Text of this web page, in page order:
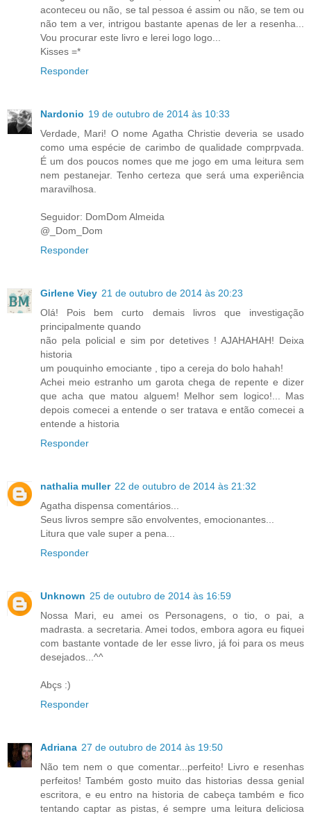
aconteceu ou não, se tal pessoa é assim ou não, se tem ou
não tem a ver, intrigou bastante apenas de ler a resenha...
Vou procurar este livro e lerei logo logo...
Kisses =*
Responder
Nardonio 19 de outubro de 2014 às 10:33
Verdade, Mari! O nome Agatha Christie deveria se usado
como uma espécie de carimbo de qualidade comprpvada.
É um dos poucos nomes que me jogo em uma leitura sem
nem pestanejar. Tenho certeza que será uma experiência
maravilhosa.
Seguidor: DomDom Almeida
@_Dom_Dom
Responder
Girlene Viey 21 de outubro de 2014 às 20:23
Olá! Pois bem curto demais livros que investigação
principalmente quando
não pela policial e sim por detetives ! AJAHAHAH! Deixa
historia
um pouquinho emociante , tipo a cereja do bolo hahah!
Achei meio estranho um garota chega de repente e dizer
que acha que matou alguem! Melhor sem logico!... Mas
depois comecei a entende o ser tratava e então comecei a
entende a historia
Responder
nathalia muller 22 de outubro de 2014 às 21:32
Agatha dispensa comentários...
Seus livros sempre são envolventes, emocionantes...
Litura que vale super a pena...
Responder
Unknown 25 de outubro de 2014 às 16:59
Nossa Mari, eu amei os Personagens, o tio, o pai, a
madrasta. a secretaria. Amei todos, embora agora eu fiquei
com bastante vontade de ler esse livro, já foi para os meus
desejados...^^
Abçs :)
Responder
Adriana 27 de outubro de 2014 às 19:50
Não tem nem o que comentar...perfeito! Livro e resenhas
perfeitos! Também gosto muito das historias dessa genial
escritora, e eu entro na historia de cabeça também e fico
tentando captar as pistas, é sempre uma leitura deliciosa